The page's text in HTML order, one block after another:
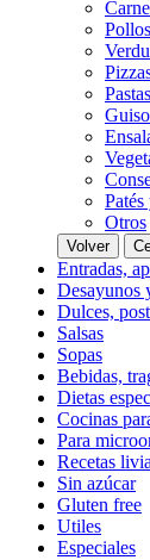
Pollos
Otros
Volver
Entradas,
Desayunos
Dulces,
Salsas
Sopas
Bebidas,
Dietas
Cocinas
Para
Recetas
Sin azúcar
Gluten free
Utiles
Especiales